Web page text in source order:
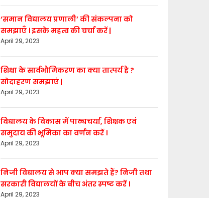
‘समान विद्यालय प्रणाली’ की संकल्पना को
समझाएँ । इसके महत्व की चर्चा करें |
April 29, 2023
शिक्षा के सार्वभौमिकरण का क्या तात्पर्य है ?
सोदाहरण समझाएं |
April 29, 2023
विद्यालय के विकास में पाठ्यचर्या, शिक्षक एवं
समुदाय की भूमिका का वर्णन करें ।
April 29, 2023
निजी विद्यालय से आप क्या समझते हैं? निजी तथा
सरकारी विद्यालयों के बीच अंतर स्पष्ट करें ।
April 29, 2023